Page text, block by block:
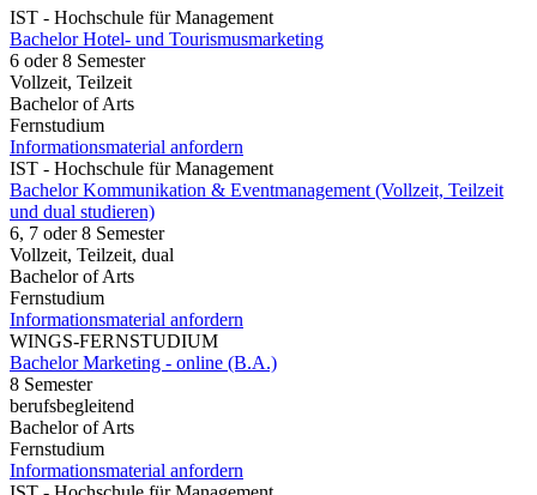
IST - Hochschule für Management
Bachelor Hotel- und Tourismusmarketing
6 oder 8 Semester
Vollzeit, Teilzeit
Bachelor of Arts
Fernstudium
Informationsmaterial anfordern
IST - Hochschule für Management
Bachelor Kommunikation & Eventmanagement (Vollzeit, Teilzeit
und dual studieren)
6, 7 oder 8 Semester
Vollzeit, Teilzeit, dual
Bachelor of Arts
Fernstudium
Informationsmaterial anfordern
WINGS-FERNSTUDIUM
Bachelor Marketing - online (B.A.)
8 Semester
berufsbegleitend
Bachelor of Arts
Fernstudium
Informationsmaterial anfordern